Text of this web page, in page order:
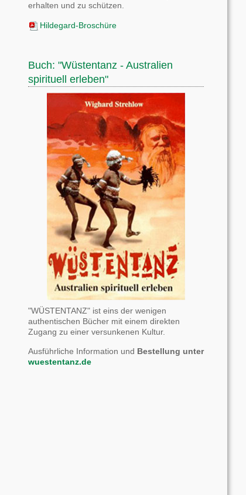
erhalten und zu schützen.
Hildegard-Broschüre
Buch: "Wüstentanz - Australien
spirituell erleben"
"WÜSTENTANZ" ist eins der wenigen
authentischen Bücher mit einem direkten
Zugang zu einer versunkenen Kultur.
Ausführliche Information und Bestellung unter
wuestentanz.de